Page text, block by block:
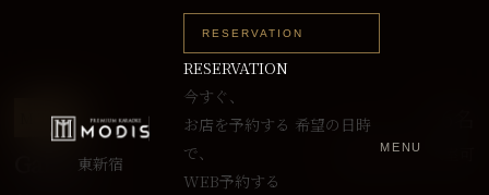
東新宿
RESERVATION
RESERVATION
今すぐ、
お店を予約する 希望の日時
で、
WEB予約する
MENU
M TYPE
Galaxy 最大8名まで入室可